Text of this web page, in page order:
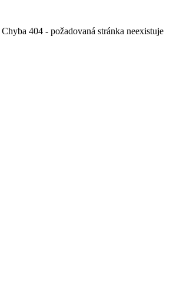
Chyba 404 - požadovaná stránka neexistuje